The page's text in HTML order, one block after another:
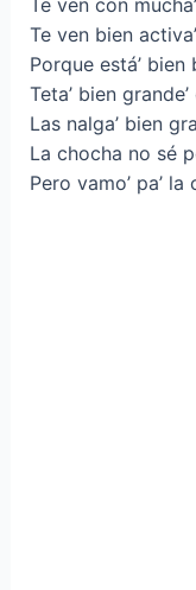
Te ven bien
Porque está’ bien
Teta’ bien
Las nalga’ bien
La chocha no sé
Pero vamo’ pa’